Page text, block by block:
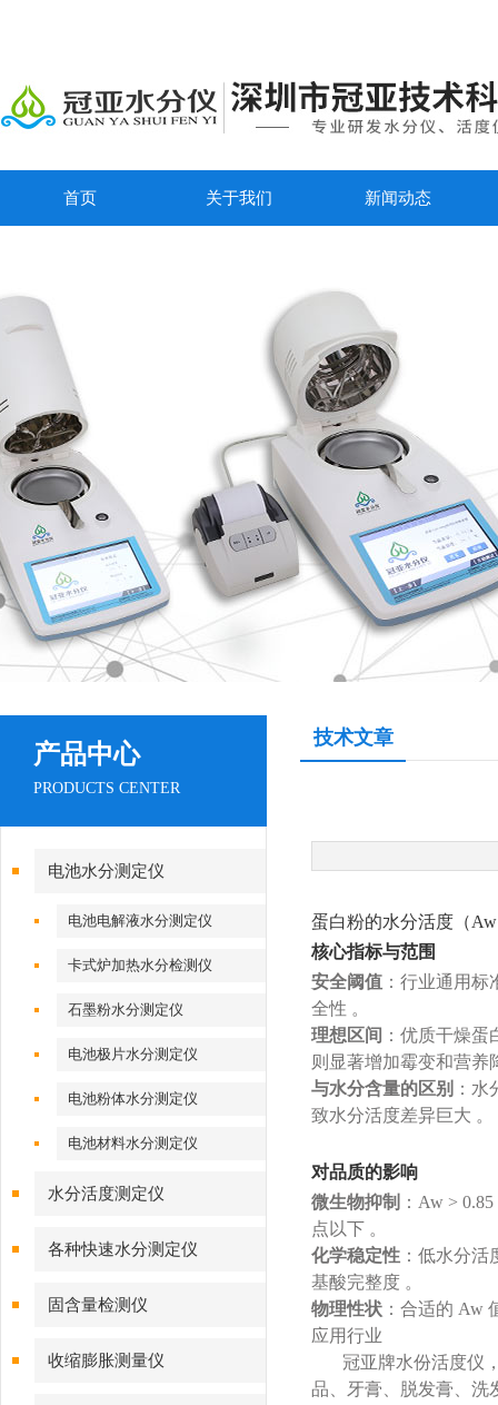
首页 关于我们 新闻动态
产品中心
PRODUCTS CENTER
电池水分测定仪
电池电解液水分测定仪
卡式炉加热水分检测仪
石墨粉水分测定仪
电池极片水分测定仪
电池粉体水分测定仪
电池材料水分测定仪
水分活度测定仪
各种快速水分测定仪
固含量检测仪
收缩膨胀测量仪
技术文章
蛋白粉的水分活度（
核心指标与范围
安全阈值 ：行业通用
全性 。
理想区间 ：优质干燥
则显著增加霉变和营养
与水分含量的区别 ：
致水分活度差异巨大 。‌
对品质的影响
微生物抑制 ：Aw >
点以下 。
化学稳定性 ：低水分
基酸完整度 。
物理性状 ：合适的 Aw
应用行业
冠亚牌水份活度仪
品、牙膏、脱发膏、洗